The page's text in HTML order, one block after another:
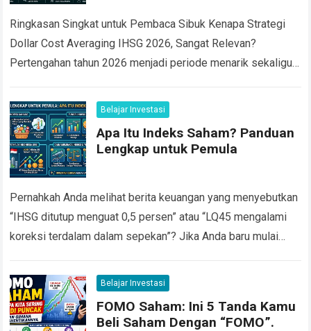
Ringkasan Singkat untuk Pembaca Sibuk Kenapa Strategi
Dollar Cost Averaging IHSG 2026, Sangat Relevan?
Pertengahan tahun 2026 menjadi periode menarik sekaligus
2026,…Read more
Belajar Investasi
Apa Itu Indeks Saham? Panduan
Lengkap untuk Pemula
Pernahkah Anda melihat berita keuangan yang menyebutkan
“IHSG ditutup menguat 0,5 persen” atau “LQ45 mengalami
koreksi terdalam dalam sepekan”? Jika Anda baru mulai
Belajar Investasi
FOMO Saham: Ini 5 Tanda Kamu
Beli Saham Dengan “FOMO”.